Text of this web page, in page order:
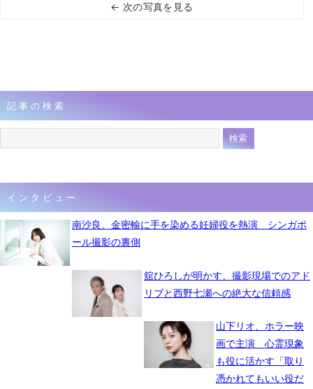
← 次の写真を見る
記事の検索
インタビュー
南沙良、金密輸に手を染める妊婦役を熱演 シンガポ
ール撮影の裏側
舘ひろしが明かす、撮影現場でのアド
リブと西野七瀬への絶大な信頼感
山下リオ、ホラー映
画で主演 心霊現象
も役に活かす「取り
憑かれてもいい役だ